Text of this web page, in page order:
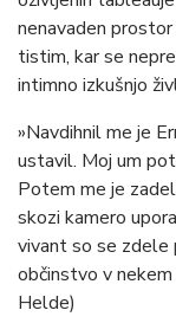
nenavaden
tistim, kar se
intimno izkušnjo
»Navdihnil me je
ustavil. Moj um
Potem me je
skozi kamero
vivant so se zdele
občinstvo v
Helde)